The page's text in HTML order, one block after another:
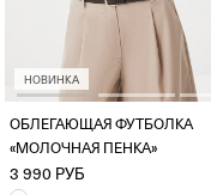
НОВИНКА
ОБЛЕГАЮЩАЯ ФУТБОЛКА
«МОЛОЧНАЯ ПЕНКА»
3 990 РУБ